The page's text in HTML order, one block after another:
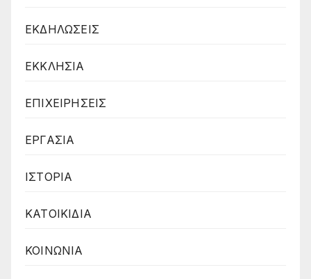
ΕΚΔΗΛΩΣΕΙΣ
ΕΚΚΛΗΣΙΑ
ΕΠΙΧΕΙΡΗΣΕΙΣ
ΕΡΓΑΣΙΑ
ΙΣΤΟΡΙΑ
ΚΑΤΟΙΚΙΔΙΑ
ΚΟΙΝΩΝΙΑ